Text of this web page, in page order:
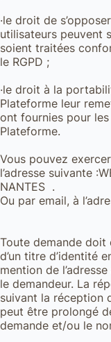
·le droit de
utilisateurs peuvent
soient traitées
le RGPD ;
·le droit à la
Plateforme leur
ont fournies pour
Plateforme.
Vous pouvez
l’adresse suivante
NANTES .
Ou par email, à
Toute demande
d’un titre d’identité
mention de
le demandeur. La
suivant la réception
peut être prolongé
demande et/ou le